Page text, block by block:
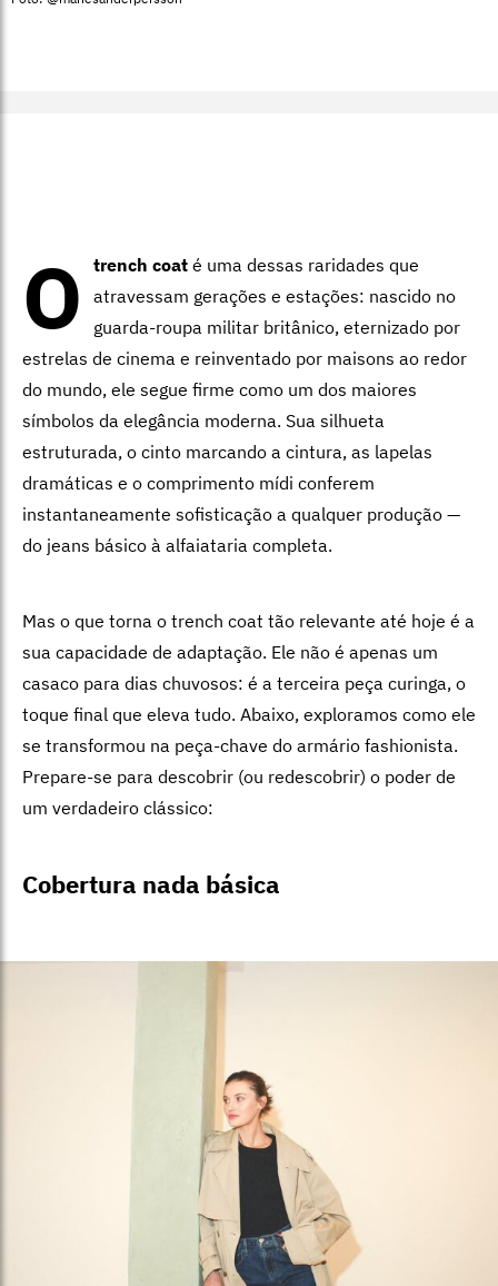
O trench coat é uma dessas raridades que
atravessam gerações e estações: nascido no
guarda-roupa militar britânico, eternizado por
estrelas de cinema e reinventado por maisons ao redor
do mundo, ele segue firme como um dos maiores
símbolos da elegância moderna. Sua silhueta
estruturada, o cinto marcando a cintura, as lapelas
dramáticas e o comprimento mídi conferem
instantaneamente sofisticação a qualquer produção —
do jeans básico à alfaiataria completa.
Mas o que torna o trench coat tão relevante até hoje é a
sua capacidade de adaptação. Ele não é apenas um
casaco para dias chuvosos: é a terceira peça curinga, o
toque final que eleva tudo. Abaixo, exploramos como ele
se transformou na peça-chave do armário fashionista.
Prepare-se para descobrir (ou redescobrir) o poder de
um verdadeiro clássico:
Cobertura nada básica